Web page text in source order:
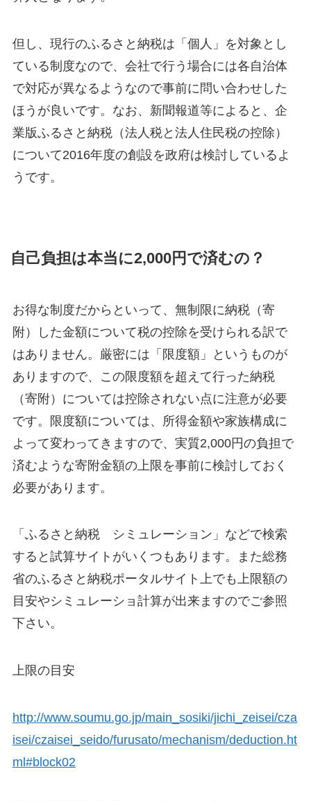
但し、現行のふるさと納税は「個人」を対象とし
ている制度なので、会社で行う場合には各自治体
で対応が異なるようなので事前に問い合わせした
ほうが良いです。なお、新聞報道等によると、企
業版ふるさと納税（法人税と法人住民税の控除）
について2016年度の創設を政府は検討しているよ
うです。
自己負担は本当に2,000円で済むの？
お得な制度だからといって、無制限に納税（寄
附）した金額について税の控除を受けられる訳で
はありません。厳密には「限度額」というものが
ありますので、この限度額を超えて行った納税
（寄附）については控除されない点に注意が必要
です。限度額については、所得金額や家族構成に
よって変わってきますので、実質2,000円の負担で
済むような寄附金額の上限を事前に検討しておく
必要があります。
「ふるさと納税 シミュレーション」などで検索
すると試算サイトがいくつもあります。また総務
省のふるさと納税ポータルサイト上でも上限額の
目安やシミュレーショ計算が出来ますのでご参照
下さい。
上限の目安
http://www.soumu.go.jp/main_sosiki/jichi_zeisei/cza
isei/czaisei_seido/furusato/mechanism/deduction.ht
ml#block02